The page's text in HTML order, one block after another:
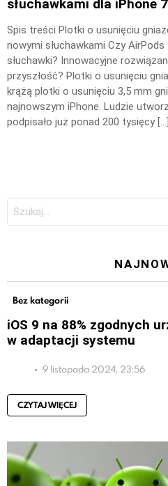
słuchawkami dla iPhone 7
Spis treści Plotki o usunięciu
nowymi słuchawkami Czy
słuchawki? Innowacyjne
przyszłość? Plotki o usunięciu
krążą plotki o usunięciu 3,5 mm
najnowszym iPhone. Ludzie
podpisało już ponad 200 tysięcy […]
Szukaj:
Bez kategorii
iOS 9 na 88% zgodnych
w adaptacji systemu
9 listopada 2024, 23:56
CZYTAJ WIĘCEJ